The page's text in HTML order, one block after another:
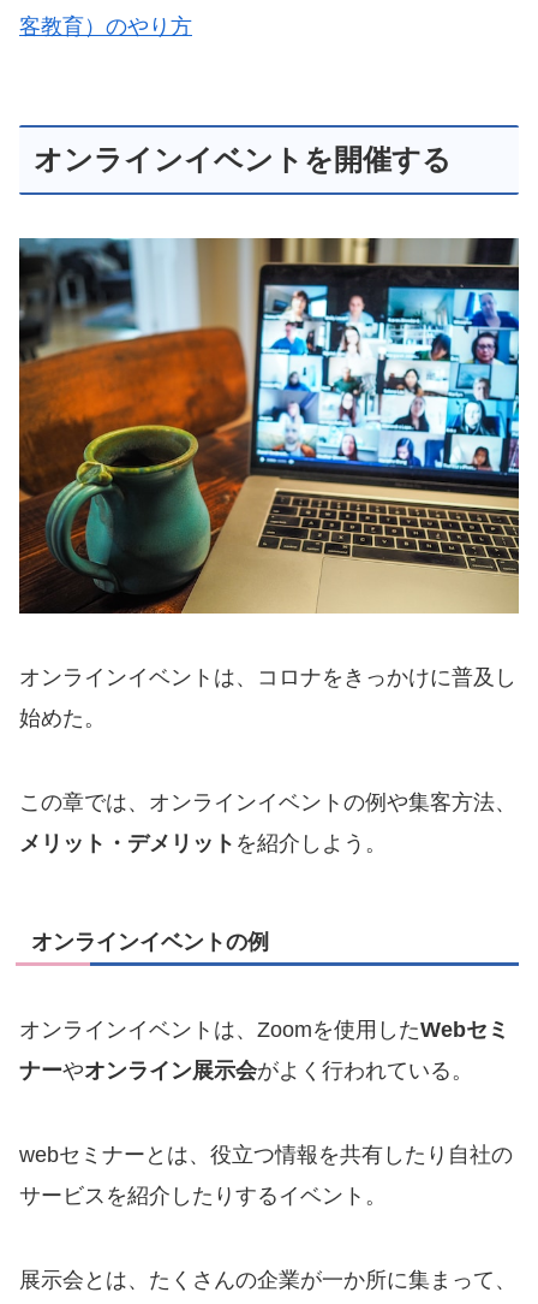
客教育）のやり方
オンラインイベントを開催する
オンラインイベントは、コロナをきっかけに普及し
始めた。
この章では、オンラインイベントの例や集客方法、
メリット・デメリット を紹介しよう。
オンラインイベントの例
オンラインイベントは、Zoomを使用したWebセミ
ナーやオンライン展示会がよく行われている。
webセミナーとは、役立つ情報を共有したり自社の
サービスを紹介したりするイベント。
展示会とは、たくさんの企業が一か所に集まって、